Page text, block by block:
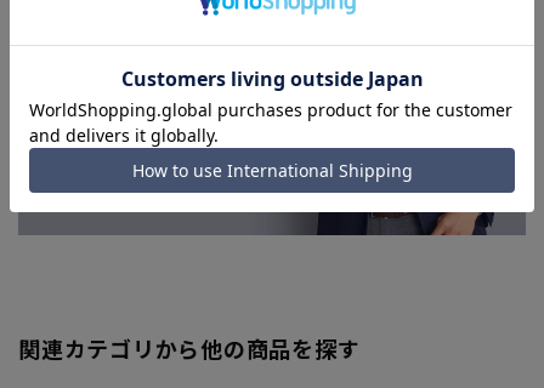
関連カテゴリから他の商品を探す